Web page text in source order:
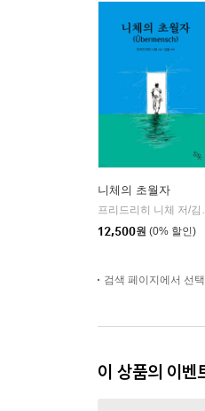
니체의 초월자
프리
12,500원 (0% 할인)
검색 페이지에서 선
이 상품의 이벤